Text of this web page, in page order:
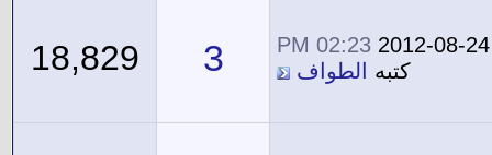
2012-08-24
02:23 PM
كتبه
الطواف 3
18,829